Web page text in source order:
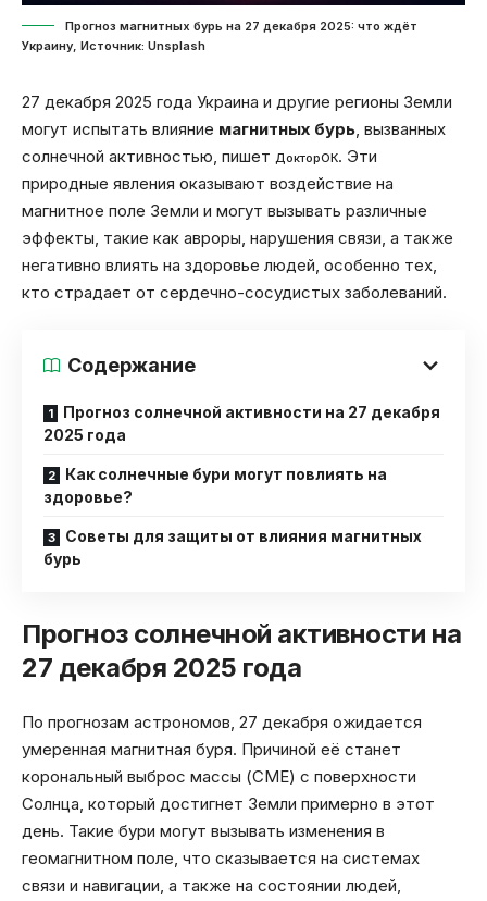
Прогноз магнитных бурь на 27 декабря 2025: что ждёт
Украину, Источник: Unsplash
27 декабря 2025 года Украина и другие регионы Земли
могут испытать влияние магнитных бурь, вызванных
солнечной активностью, пишет ДокторОК. Эти
природные явления оказывают воздействие на
магнитное поле Земли и могут вызывать различные
эффекты, такие как авроры, нарушения связи, а также
негативно влиять на здоровье людей, особенно тех,
кто страдает от сердечно-сосудистых заболеваний.
Содержание
Прогноз солнечной активности на 27 декабря
2025 года
Как солнечные бури могут повлиять на
здоровье?
Советы для защиты от влияния магнитных
бурь
Прогноз солнечной активности на
27 декабря 2025 года
По прогнозам астрономов, 27 декабря ожидается
умеренная магнитная буря. Причиной её станет
корональный выброс массы (CME) с поверхности
Солнца, который достигнет Земли примерно в этот
день. Такие бури могут вызывать изменения в
геомагнитном поле, что сказывается на системах
связи и навигации, а также на состоянии людей,